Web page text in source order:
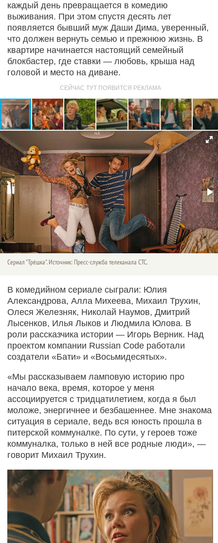
каждый день превращается в комедию
выживания. При этом спустя десять лет
появляется бывший муж Даши Димa, уверенный,
что должен вернуть семью и прежнюю жизнь. В
квартире начинается настоящий семейный
блокбастер, где ставки — любовь, крыша над
головой и место на диване.
Сериал "Трёшка". Источник: Пресс-служба телеканала СТС.
В комедийном сериале сыграли: Юлия
Александрова, Алла Михеева, Михаил Трухин,
Олеся Железняк, Николай Наумов, Дмитрий
Лысенков, Илья Лыков и Людмила Юлова. В
роли рассказчика истории — Игорь Верник. Над
проектом компании Russian Code работали
создатели «Бати» и «Восьмидесятых».
«Мы рассказываем ламповую историю про
начало века, время, которое у меня
ассоциируется с тридцатилетием, когда я был
моложе, энергичнее и безбашеннее. Мне знакома
ситуация в сериале, ведь вся юность прошла в
питерской коммуналке. По сути, у героев тоже
коммуналка, только в ней все родные люди», —
говорит Михаил Трухин.